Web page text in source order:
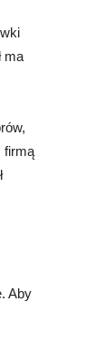
ma
firmą
Aby